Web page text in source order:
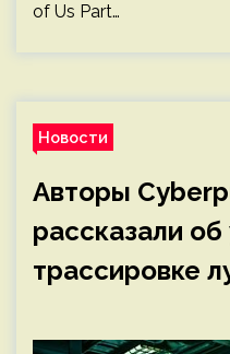
of Us Part…
Новости
Авторы
рассказали
трассировке